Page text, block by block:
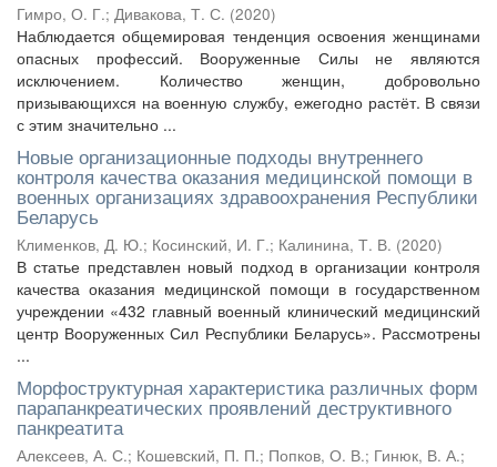
Гимро, О. Г.; Дивакова, Т. С. (2020)
Наблюдается общемировая тенденция освоения женщинами
опасных профессий. Вооруженные Силы не являются
исключением. Количество женщин, добровольно
призывающихся на военную службу, ежегодно растёт. В связи
с этим значительно ...
Новые организационные подходы внутреннего
контроля качества оказания медицинской помощи в
военных организациях здравоохранения Республики
Беларусь
Клименков, Д. Ю.; Косинский, И. Г.; Калинина, Т. В. (2020)
В статье представлен новый подход в организации контроля
качества оказания медицинской помощи в государственном
учреждении «432 главный военный клинический медицинский
центр Вооруженных Сил Республики Беларусь». Рассмотрены
...
Морфоструктурная характеристика различных форм
парапанкреатических проявлений деструктивного
панкреатита
Алексеев, А. С.; Кошевский, П. П.; Попков, О. В.; Гинюк, В. А.;